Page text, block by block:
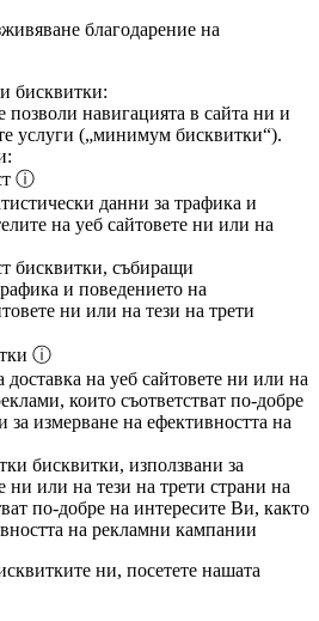
благодарение на
бисквитки:
позволи навигацията в сайта ни и
услуги („минимум бисквитки“).
ⓘ
данни за трафика и
на уеб сайтовете ни или на
бисквитки, събиращи
и поведението на
ни или на тези на трети
ⓘ
на уеб сайтовете ни или на
които съответстват по-добре
за измерване на ефективността на
бисквитки, използвани за
ни или на тези на трети страни на
по-добре на интересите Ви, както
на рекламни кампании
ни, посетете нашата